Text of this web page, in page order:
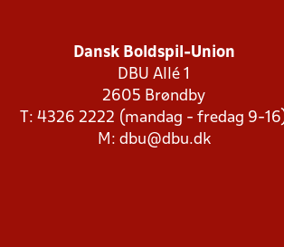
Dansk Boldspil-Union
DBU Allé 1
2605 Brøndby
T: 4326 2222 (mandag - fredag 9-
M: dbu@dbu.dk